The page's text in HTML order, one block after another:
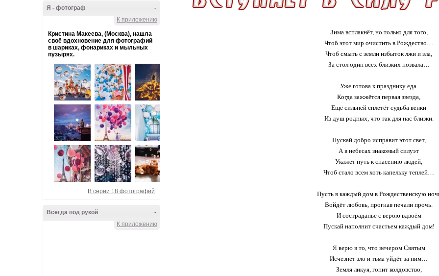
-
Я - фотограф
К приложению
Кристина Макеева, (Москва), нашла
своё вдохновение для фотографий
в шариках, фонариках и мыльных
пузырях.
В серии 18 фотографий
-
Всегда под рукой
К приложению
Зима всплакнёт, но только для того,
Чтоб этот мир очистить в Рождество…
Чтоб смыть с земли избыток лжи и зла,
За стол один всех близких позвала…
Уже готова к празднику еда.
Когда зажжётся первая звезда,
Ещё сильней сплетёт судьба венки
Из душ родных, что так для нас близки.
Пускай добро исправит этот свет,
А в небесах знакомый силуэт
Укажет путь к спасению людей,
Чтоб стало всем хоть капельку теплей…
Пусть в каждый дом в Рождественскую
Войдёт любовь, прогнав печали прочь.
И состраданье с верою вдвоём
Пускай наполнит счастьем каждый дом!
Я верю в то, что вечером Святым
Исчезнет зло и тьма уйдёт за ним…
Земля ликуя, гонит колдовство,